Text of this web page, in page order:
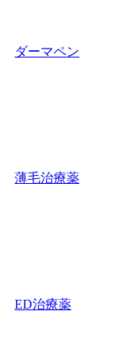
ダーマペン
薄毛治療薬
ED治療薬